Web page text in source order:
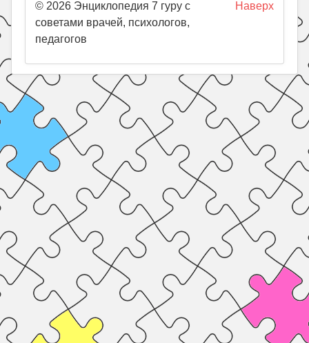
Наверх
© 2026 Энциклопедия 7 гуру с
советами врачей, психологов,
педагогов